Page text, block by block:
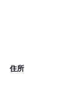
住所